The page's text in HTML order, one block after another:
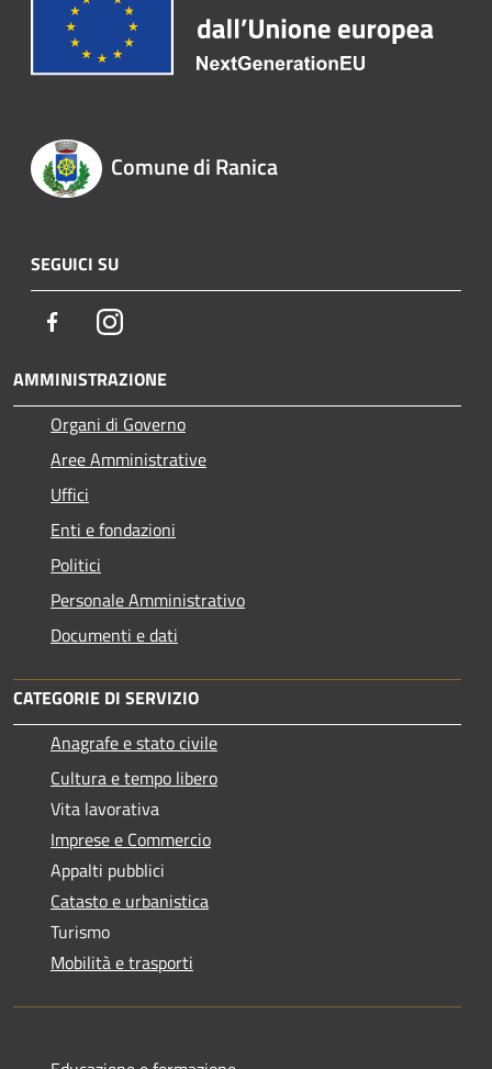
Comune di Ranica
SEGUICI SU
FacebookInstagram
AMMINISTRAZIONE
Organi di Governo
Aree Amministrative
Uffici
Enti e fondazioni
Politici
Personale Amministrativo
Documenti e dati
CATEGORIE DI SERVIZIO
Anagrafe e stato civile
Cultura e tempo libero
Vita lavorativa
Imprese e Commercio
Appalti pubblici
Catasto e urbanistica
Turismo
Mobilità e trasporti